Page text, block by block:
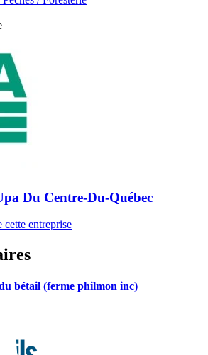
Du Centre-Du-Québec
cette entreprise
bétail (ferme philmon inc)